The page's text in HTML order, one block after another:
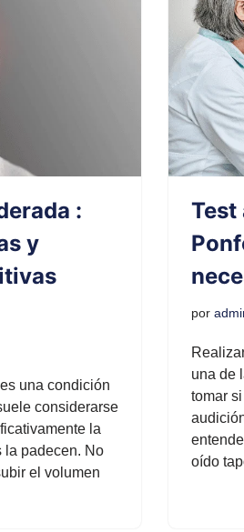
:
y
una condición
considerarse
la
la padecen. No
el volumen
Test
por
una de
tomar
oído